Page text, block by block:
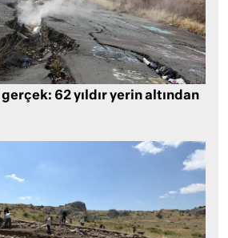
62 yıldır yerin altından